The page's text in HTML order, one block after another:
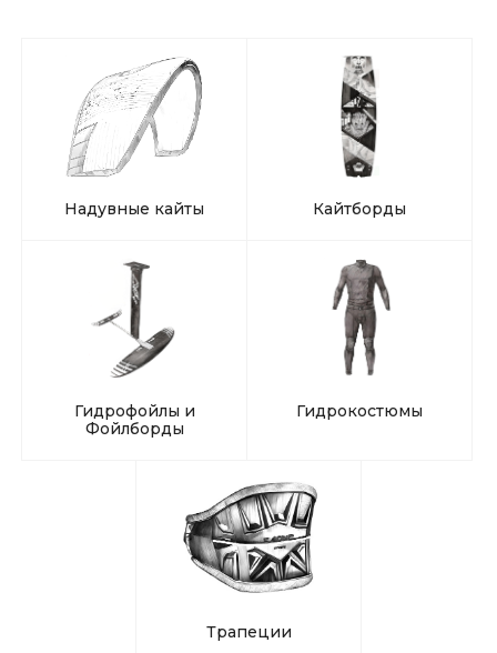
Надувные кайты Кайтборды
Гидрофойлы и
Фойлборды
Гидрокостюмы
Трапеции